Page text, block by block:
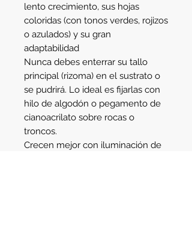
lento crecimiento, sus hojas
coloridas (con tonos verdes, rojizos
o azulados) y su gran
adaptabilidad
Nunca debes enterrar su tallo
principal (rizoma) en el sustrato o
se pudrirá. Lo ideal es fijarlas con
hilo de algodón o pegamento de
cianoacrilato sobre rocas o
troncos.
Crecen mejor con iluminación de